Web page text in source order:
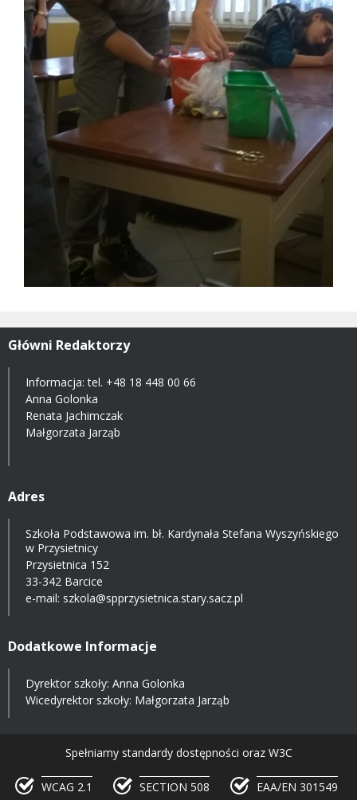
Główni Redaktorzy
Informacja: tel. +48 18 448 00 66
Anna Golonka
Renata Jachimczak
Małgorzata Jarząb
Adres
Szkoła Podstawowa im. bł. Kardynała Stefana Wyszyńskiego
w Przysietnicy
Przysietnica 152
33-342 Barcice
e-mail: szkola@spprzysietnica.stary.sacz.pl
Dodatkowe Informacje
Dyrektor szkoły: Anna Golonka
Wicedyrektor szkoły: Małgorzata Jarząb
Spełniamy standardy dostępności oraz W3C
WCAG 2.1 SECTION 508 EAA/EN 301549